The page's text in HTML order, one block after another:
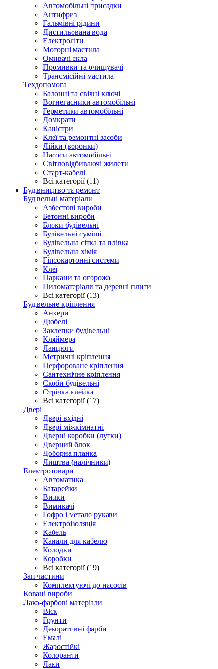
Автомобільні присадки
Антифриз
Гальмівні рідини
Дистильована вода
Електроліти
Моторні мастила
Омивачі скла
Промивки та очищувачі
Трансмісійні мастила
Техдопомога
Балонні та свічні ключі
Вогнегасники автомобільні
Герметики автомобільні
Домкрати
Каністри
Клеї та ремонтні засоби
Лійки (воронки)
Насоси автомобільні
Світловідбиваючі жилети
Старт-кабелі
Всі категорії (11)
Будівництво та ремонт
Будівельні матеріали
Азбестові вироби
Бетонні вироби
Блоки будівельні
Будівельні суміші
Будівельна сітка та плівка
Будівельна хімія
Гіпсокартонні системи
Клеї
Паркани та огорожа
Пиломатеріали та деревні плити
Всі категорії (13)
Будівельне кріплення
Анкери
Дюбелі
Заклепки будівельні
Кляймера
Ланцюги
Метричні кріплення
Перфороване кріплення
Сантехнічне кріплення
Скоби будівельні
Стрічка клейка
Всі категорії (17)
Двері
Двері вхідні
Двері міжкімнатні
Дверні коробки (лутки)
Дверний блок
Доборна планка
Лиштва (налічники)
Електротовари
Автоматика
Батарейки
Вилки
Вимикачі
Гофро і метало рукави
Електроізоляція
Кабель
Канали для кабелю
Колодки
Коробки
Всі категорії (19)
Зап.частини
Комплектуючі до насосів
Ковані вироби
Лако-фарбові матеріали
Віск
Грунти
Декоративні фарби
Емалі
Жаростійкі
Колоранти
Лаки